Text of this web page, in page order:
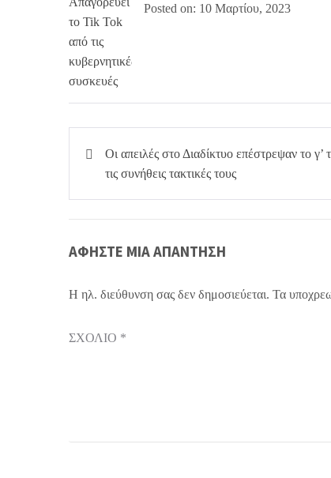
Posted on: 10 Μαρτίου, 2023
Πλοήγηση
άρθρων
Οι απειλές στο Διαδίκτυο επέστρεψαν το γ’
τις συνήθεις τακτικές τους
ΑΦΉΣΤΕ ΜΙΑ ΑΠΆΝΤΗΣΗ
Η ηλ. διεύθυνση σας δεν δημοσιεύεται. Τα
ΣΧΌΛΙΟ *